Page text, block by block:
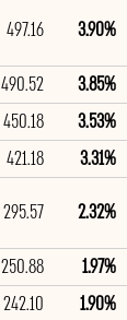
3.90%
497.16
3.85%
490.52
3.53%
450.18
3.31%
421.18
2.32%
295.57
1.97%
250.88
1.90%
242.10